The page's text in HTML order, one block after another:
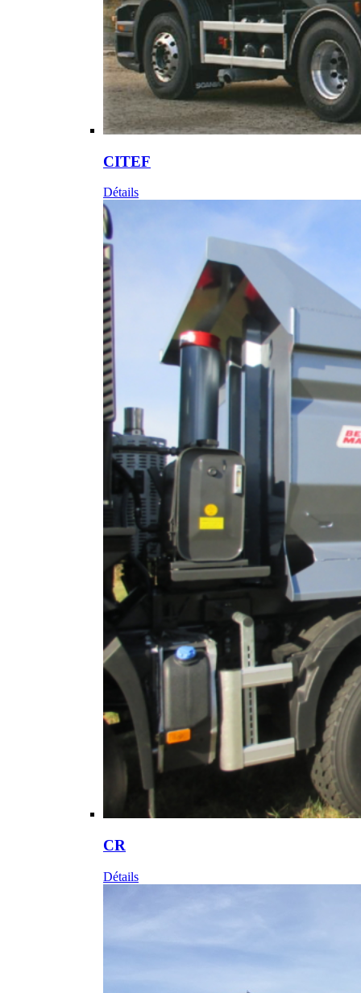
CITEF
Détails
CR
Détails